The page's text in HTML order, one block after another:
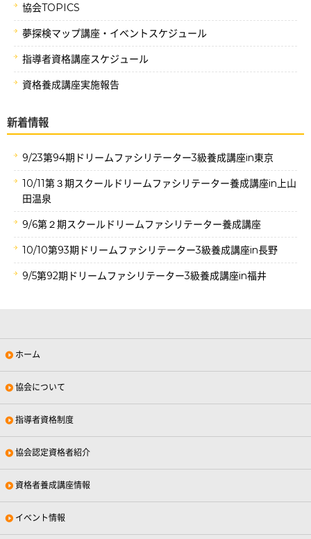
協会TOPICS
夢探検マップ講座・イベントスケジュール
指導者資格講座スケジュール
資格養成講座実施報告
新着情報
9/23第94期ドリームファシリテーター3級養成講座in東京
10/11第３期スクールドリームファシリテーター養成講座in上山
田温泉
9/6第２期スクールドリームファシリテーター養成講座
10/10第93期ドリームファシリテーター3級養成講座in長野
9/5第92期ドリームファシリテーター3級養成講座in福井
ホーム
協会について
指導者資格制度
協会認定資格者紹介
資格者養成講座情報
イベント情報